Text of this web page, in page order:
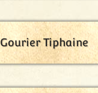
Gourier Tiphaine